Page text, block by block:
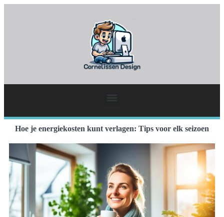
Hoe je energiekosten kunt verlagen: Tips voor elk seizoen